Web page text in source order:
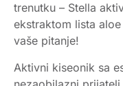
trenutku – Stella
ekstraktom lista
vaše pitanje!
Aktivni kiseonik sa